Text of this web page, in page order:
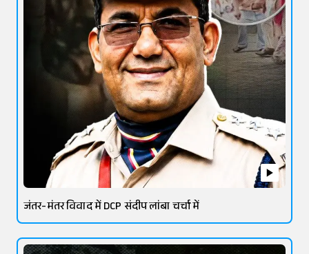
जंतर-मंतर विवाद में DCP संदीप लांबा चर्चा में